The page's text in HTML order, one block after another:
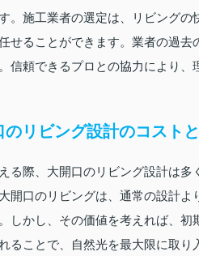
。施工業者の選定は、リビング
せることができます。業者の過
信頼できるプロとの協力により、
リビング設計のコスト
る際、大開口のリビング設計は
開口のリビングは、通常の設計
しかし、その価値を考えれば、
ることで、自然光を最大限に取